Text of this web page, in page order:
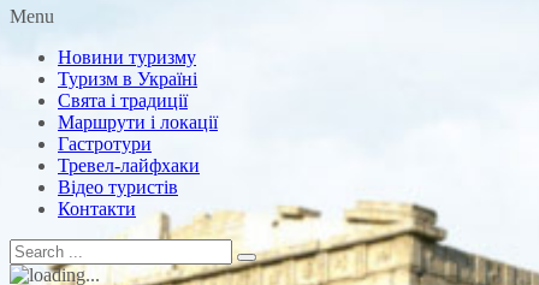
Menu
Новини туризму
Туризм в Україні
Свята і традиції
Маршрути і локації
Гастротури
Тревел-лайфхаки
Відео туристів
Контакти